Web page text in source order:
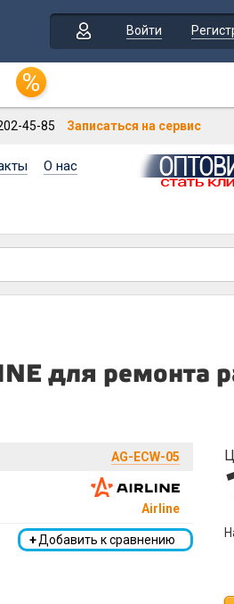
Войти
45-85 Записаться на сервис
О нас
для ремонта
AG-ECW-05
Airline
+Добавить к сравнению